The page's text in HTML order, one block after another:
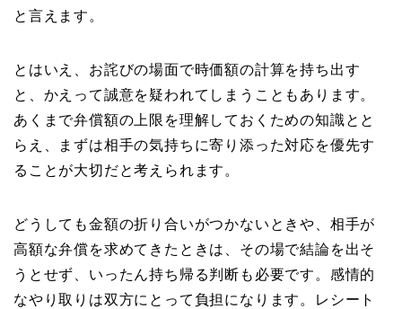
と言えます。
とはいえ、お詫びの場面で時価額の計算を持ち出す
と、かえって誠意を疑われてしまうこともあります。
あくまで弁償額の上限を理解しておくための知識とと
らえ、まずは相手の気持ちに寄り添った対応を優先す
ることが大切だと考えられます。
どうしても金額の折り合いがつかないときや、相手が
高額な弁償を求めてきたときは、その場で結論を出そ
うとせず、いったん持ち帰る判断も必要です。感情的
なやり取りは双方にとって負担になります。レシート